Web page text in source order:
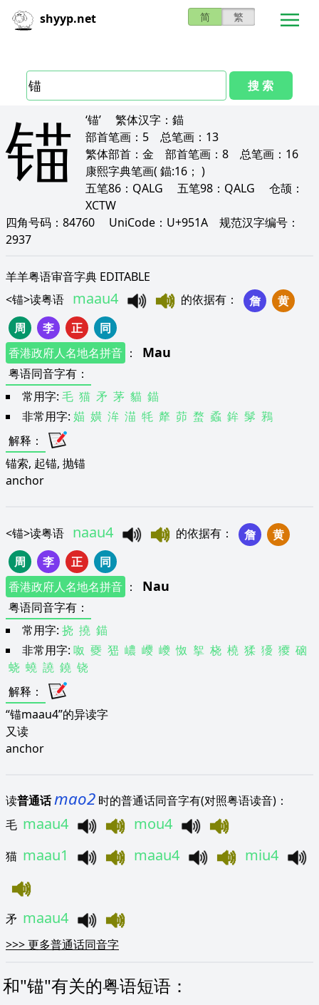
shyyp.net 简 繁
搜 索
锚 ‘锚’ 繁体汉字： 錨
部首笔画： 5 总笔画： 13
繁体部首： 金 部首笔画： 8 总笔画： 16
康熙字典笔画( 錨:16； )
五笔86： QALG 五笔98： QALG 仓颉：
XCTW
四角号码： 84760 UniCode： U+951A 规范汉字编号：
2937
羊羊粤语审音字典 EDITABLE
<锚>读粤语 maau4 的依据有 ： 詹
黄
周
李 正
同
香港政府人名地名拼音 ： Mau
粤语同音字有 ：
常用字: 毛 猫 矛 茅 貓 錨
非常用字: 媌 嫹 洠 渵 牦 犛 茆 蝥 蟊 鉾 髳 鶜
解释 ：
锚索, 起锚, 抛锚
anchor
<锚>读粤语 naau4 的依据有 ： 詹
黄
周
李 正
同
香港政府人名地名拼音 ： Nau
粤语同音字有 ：
常用字: 挠 撓 錨
非常用字: 呶 夒 峱 嶩 巎 巙 怓 挐 桡 橈 猱 獶 獿 硇
蛲 蟯 譊 鐃 铙
解释 ：
“锚maau4”的异读字
又读
anchor
读普通话mao2 时的普通话同音字有(对照粤语读音)：
毛 maau4 mou4
猫 maau1 maau4 miu4
矛 maau4
>>>更多普通话同音字
和"锚"有关的粤语短语 ：